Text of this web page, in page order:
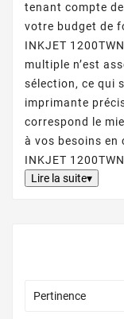
tenant compte
votre budget de
INKJET
multiple n’est
sélection, ce qui
imprimante
correspond le
à vos besoins en
INKJET
Lire la suite▾
Pertinence